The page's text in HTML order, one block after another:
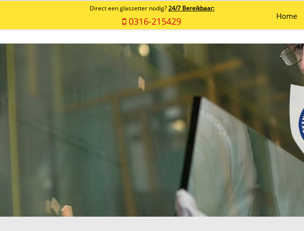
Direct een glaszetter nodig? 24/7 Bereikbaar:
0316-215429 Home